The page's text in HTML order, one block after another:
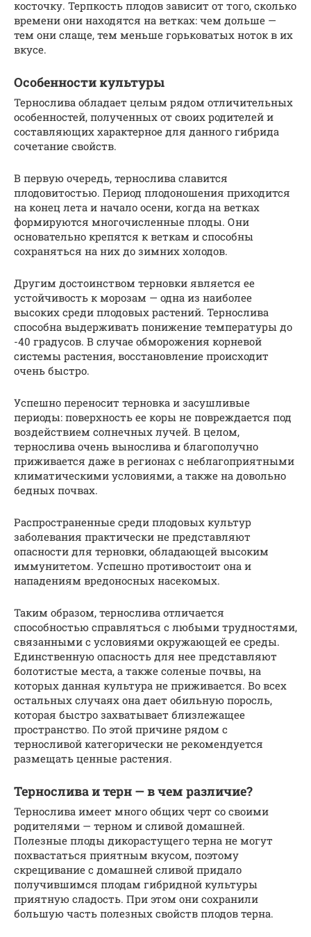
косточку. Терпкость плодов зависит от того, сколько
времени они находятся на ветках: чем дольше —
тем они слаще, тем меньше горьковатых ноток в их
вкусе.
Особенности культуры
Тернослива обладает целым рядом отличительных
особенностей, полученных от своих родителей и
составляющих характерное для данного гибрида
сочетание свойств.
В первую очередь, тернослива славится
плодовитостью. Период плодоношения приходится
на конец лета и начало осени, когда на ветках
формируются многочисленные плоды. Они
основательно крепятся к веткам и способны
сохраняться на них до зимних холодов.
Другим достоинством терновки является ее
устойчивость к морозам — одна из наиболее
высоких среди плодовых растений. Тернослива
способна выдерживать понижение температуры до
-40 градусов. В случае обморожения корневой
системы растения, восстановление происходит
очень быстро.
Успешно переносит терновка и засушливые
периоды: поверхность ее коры не повреждается под
воздействием солнечных лучей. В целом,
тернослива очень вынослива и благополучно
приживается даже в регионах с неблагоприятными
климатическими условиями, а также на довольно
бедных почвах.
Распространенные среди плодовых культур
заболевания практически не представляют
опасности для терновки, обладающей высоким
иммунитетом. Успешно противостоит она и
нападениям вредоносных насекомых.
Таким образом, тернослива отличается
способностью справляться с любыми трудностями,
связанными с условиями окружающей ее среды.
Единственную опасность для нее представляют
болотистые места, а также соленые почвы, на
которых данная культура не приживается. Во всех
остальных случаях она дает обильную поросль,
которая быстро захватывает близлежащее
пространство. По этой причине рядом с
терносливой категорически не рекомендуется
размещать ценные растения.
Тернослива и терн — в чем различие?
Тернослива имеет много общих черт со своими
родителями — терном и сливой домашней.
Полезные плоды дикорастущего терна не могут
похвастаться приятным вкусом, поэтому
скрещивание с домашней сливой придало
получившимся плодам гибридной культуры
приятную сладость. При этом они сохранили
большую часть полезных свойств плодов терна.